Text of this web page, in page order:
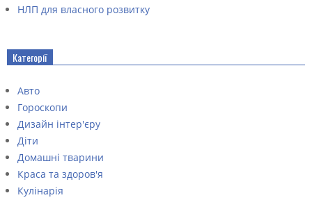
НЛП для власного розвитку
Категорії
Авто
Гороскопи
Дизайн інтер'єру
Діти
Домашні тварини
Краса та здоров'я
Кулінарія